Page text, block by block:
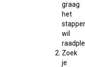
graag
het
wil
Zoek
je